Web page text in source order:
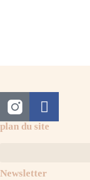
plan du site
Newsletter